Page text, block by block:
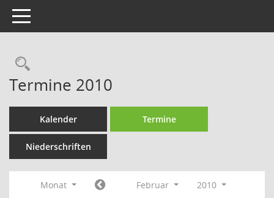
Toggle navigation
Rechercheauswahl
Termine 2010
Kalender Termine
Niederschriften
Monat Februar
2010